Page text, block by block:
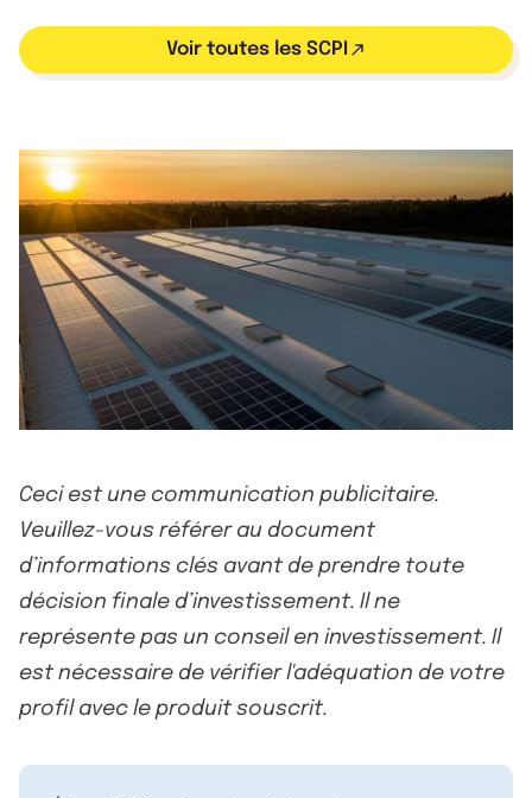
Voir toutes les SCPI
Ceci est une communication publicitaire.
Veuillez-vous référer au document
d’informations clés avant de prendre toute
décision finale d’investissement. Il ne
représente pas un conseil en investissement. Il
est nécessaire de vérifier l'adéquation de votre
profil avec le produit souscrit.